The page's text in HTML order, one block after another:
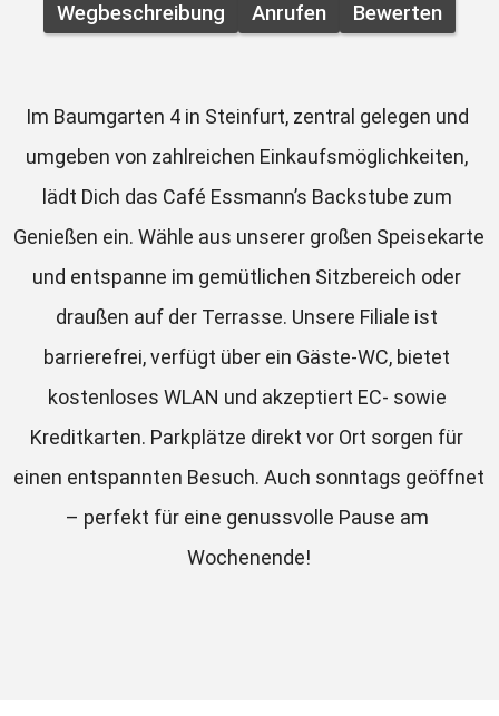
Wegbeschreibung Anrufen Bewerten
Im Baumgarten 4 in Steinfurt, zentral gelegen und
umgeben von zahlreichen Einkaufsmöglichkeiten,
lädt Dich das Café Essmann’s Backstube zum
Genießen ein. Wähle aus unserer großen Speisekarte
und entspanne im gemütlichen Sitzbereich oder
draußen auf der Terrasse. Unsere Filiale ist
barrierefrei, verfügt über ein Gäste-WC, bietet
kostenloses WLAN und akzeptiert EC- sowie
Kreditkarten. Parkplätze direkt vor Ort sorgen für
einen entspannten Besuch. Auch sonntags geöffnet
– perfekt für eine genussvolle Pause am
Wochenende!